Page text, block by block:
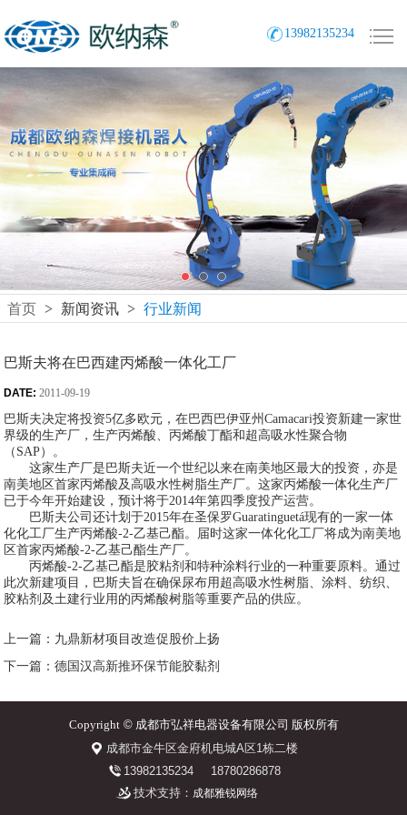
13982135234
首页 > 新闻资讯 > 行业新闻
巴斯夫将在巴西建丙烯酸一体化工厂
DATE: 2011-09-19
巴斯夫决定将投资5亿多欧元，在巴西巴伊亚州Camacari投资新建一家世
界级的生产厂，生产丙烯酸、丙烯酸丁酯和超高吸水性聚合物
（SAP）。
这家生产厂是巴斯夫近一个世纪以来在南美地区最大的投资，亦是
南美地区首家丙烯酸及高吸水性树脂生产厂。这家丙烯酸一体化生产厂
已于今年开始建设，预计将于2014年第四季度投产运营。
巴斯夫公司还计划于2015年在圣保罗Guaratinguetá现有的一家一体
化化工厂生产丙烯酸-2-乙基己酯。届时这家一体化化工厂将成为南美地
区首家丙烯酸-2-乙基己酯生产厂。
丙烯酸-2-乙基己酯是胶粘剂和特种涂料行业的一种重要原料。通过
此次新建项目，巴斯夫旨在确保尿布用超高吸水性树脂、涂料、纺织、
胶粘剂及土建行业用的丙烯酸树脂等重要产品的供应。
上一篇：九鼎新材项目改造促股价上扬
下一篇：德国汉高新推环保节能胶黏剂
Copyright©成都市弘祥电器设备有限公司 版权所有
成都市金牛区金府机电城A区1栋二楼
13982135234
18780286878
技术支持： 成都雅锐网络